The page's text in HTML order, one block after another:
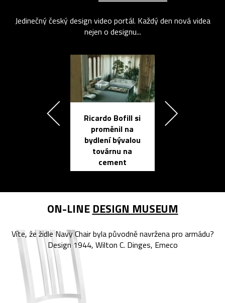
Jedinečný český design video portál. Každý den nová videa
nejen o designu...
Ricardo Bofill si
proměnil na
bydlení bývalou
továrnu na
cement
ON-LINE DESIGN MUSEUM
Víte, že židle Navy Chair byla původně navržena pro armádu?
Design 1944, Wilton C. Dinges, Emeco